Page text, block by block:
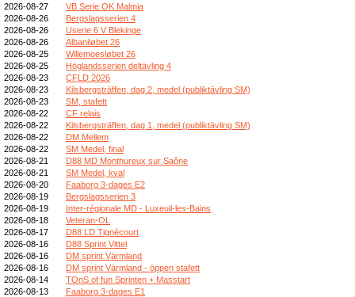
2026-08-27
VB Serie OK Malmia
2026-08-26
Bergslagsserien 4
2026-08-26
Userie 6 V Blekinge
2026-08-26
Albaniløbet 26
2026-08-25
Willemoesløbet 26
2026-08-25
Höglandsserien deltävling 4
2026-08-23
CFLD 2026
2026-08-23
Kilsbergsträffen, dag 2, medel (publiktävling SM)
2026-08-23
SM, stafett
2026-08-22
CF relais
2026-08-22
Kilsbergsträffen, dag 1, medel (publiktävling SM)
2026-08-22
DM Mellem
2026-08-22
SM Medel, final
2026-08-21
D88 MD Monthureux sur Saône
2026-08-21
SM Medel, kval
2026-08-20
Faaborg 3-dages E2
2026-08-19
Bergslagsserien 3
2026-08-19
Inter-régionale MD - Luxeuil-les-Bains
2026-08-18
Veteran-OL
2026-08-17
D88 LD Tignécourt
2026-08-16
D88 Sprint Vittel
2026-08-16
DM sprint Värmland
2026-08-16
DM sprint Värmland - öppen stafett
2026-08-14
TOnS of fun Sprinten + Masstart
2026-08-13
Faaborg 3-dages E1